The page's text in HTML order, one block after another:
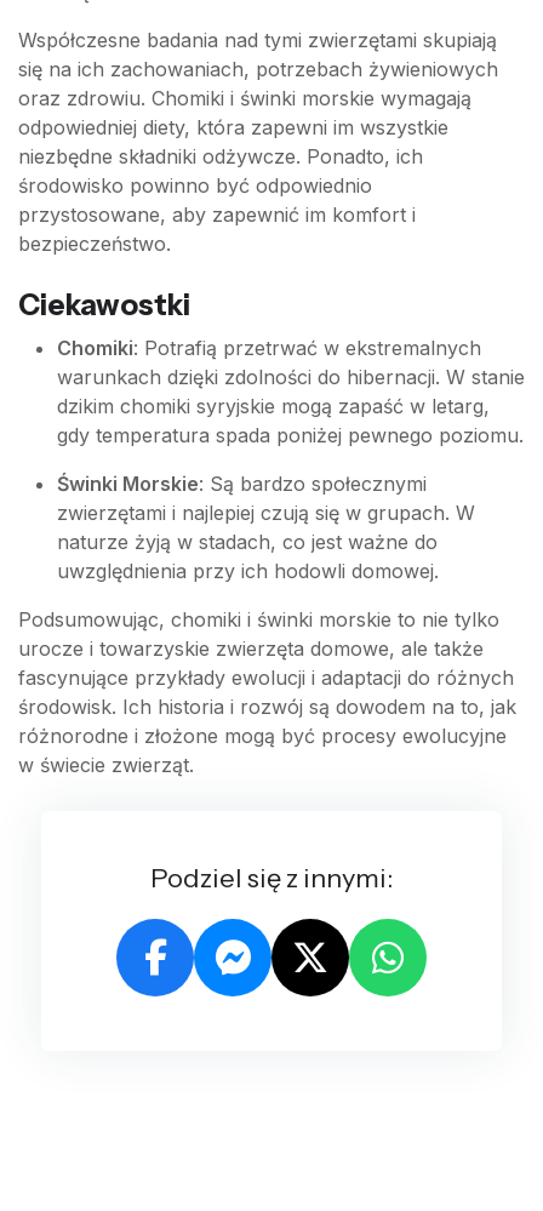
Współczesne badania nad tymi zwierzętami skupiają
się na ich zachowaniach, potrzebach żywieniowych
oraz zdrowiu. Chomiki i świnki morskie wymagają
odpowiedniej diety, która zapewni im wszystkie
niezbędne składniki odżywcze. Ponadto, ich
środowisko powinno być odpowiednio
przystosowane, aby zapewnić im komfort i
bezpieczeństwo.
Ciekawostki
Chomiki: Potrafią przetrwać w ekstremalnych
warunkach dzięki zdolności do hibernacji. W stanie
dzikim chomiki syryjskie mogą zapaść w letarg,
gdy temperatura spada poniżej pewnego poziomu.
Świnki Morskie: Są bardzo społecznymi
zwierzętami i najlepiej czują się w grupach. W
naturze żyją w stadach, co jest ważne do
uwzględnienia przy ich hodowli domowej.
Podsumowując, chomiki i świnki morskie to nie tylko
urocze i towarzyskie zwierzęta domowe, ale także
fascynujące przykłady ewolucji i adaptacji do różnych
środowisk. Ich historia i rozwój są dowodem na to, jak
różnorodne i złożone mogą być procesy ewolucyjne
w świecie zwierząt.
Podziel się z innymi: